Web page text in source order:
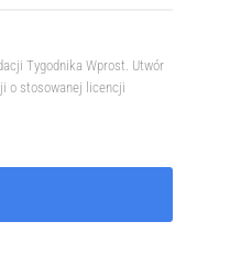
Tygodnika Wprost. Utwór
o stosowanej licencji